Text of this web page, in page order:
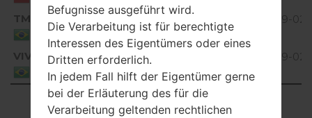
TMG
Brazil
V10A_04.kdz
Unknown
233.5
MiB
2019-02-
VIV
Brazil
V10A_04.kdz
MiB
2019-02-
Showing 1 to 7 of 7 entries
Befugnisse ausgeführt wird.
Die Verarbeitung ist für berechtigte
Interessen des Eigentümers oder eines
Dritten erforderlich.
In jedem Fall hilft der Eigentümer gerne
bei der Erläuterung des für die
Verarbeitung geltenden rechtlichen